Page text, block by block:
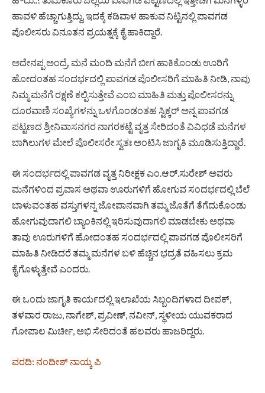
ಹಾವಳಿ ಹೆಚ್ಚಾಗುತ್ತಿದ್ದು, ಇದಕ್ಕೆ ಕಡಿವಾಳ ಹಾಕುವ ನಿಟ್ಟಿನಲ್ಲಿ ಪಾವಗಡ
ಪೊಲೀಸರು ವಿನೂತನ ಪ್ರಯತ್ನಕ್ಕೆ ಕೈ ಹಾಕಿದ್ದಾರೆ.
ಅದೇನಪ್ಪ ಅಂದ್ರೆ, ಮನೆ ಮಂದಿ ಮನೆಗೆ ಬೀಗ ಹಾಕಿಕೊಂಡು ಊರಿಗೆ
ಹೋದಂತಹ ಸಂದರ್ಭದಲ್ಲಿ ಪಾವಗಡ ಪೊಲೀಸರಿಗೆ ಮಾಹಿತಿ ನೀಡಿ, ನಾವು
ನಿಮ್ಮ ಮನೆಗೆ ರಕ್ಷಣೆ ಕಲ್ಪಿಸುತ್ತೇವೆ ಎಂಬ ಮಾಹಿತಿ ಮತ್ತು ಪೊಲೀಸರನ್ನು
ದೂರವಾಣಿ ಸಂಖ್ಯೆಗಳನ್ನು ಒಳಗೊಂಡಂತಹ ಸ್ಟಿಕ್ಕರ್ ಅನ್ನ ಪಾವಗಡ
ಪಟ್ಟಣದ ಶ್ರೀನಿವಾಸನಗರ ನಾಗರಕಟ್ಟೆ ವೃತ್ತ ಸೇರಿದಂತೆ ವಿವಿಧಡೆ ಮನೆಗಳ
ಬಾಗಿಲುಗಳ ಮೇಲೆ ಪೊಲೀಸರೇ ಸ್ವತಃ ಅಂಟಿಸಿ ಜಾಗೃತಿ ಮೂಡಿಸುತ್ತಿದ್ದಾರೆ.
ಈ ಸಂದರ್ಭದಲ್ಲಿ ಪಾವಗಡ ವೃತ್ತ ನಿರೀಕ್ಷಕ ಎಂ.ಆರ್.ಸುರೇಶ್ ಅವರು
ಮನೆಗಳಿಂದ ಪ್ರವಾಸ ಅಥವಾ ಊರುಗಳಿಗೆ ಹೋಗುವ ಸಂದರ್ಭದಲ್ಲಿ ಬೆಲೆ
ಬಾಳುವಂತಹ ವಸ್ತುಗಳನ್ನ ಜೋಪಾನವಾಗಿ ತಮ್ಮ ಜೊತೆಗೆ ತೆಗೆದುಕೊಂಡು
ಹೋಗುವುದಾಗಲಿ ಬ್ಯಾಂಕಿನಲ್ಲಿ ಇರಿಸುವುದಾಗಲಿ ಮಾಡಬೇಕು ಅಥವಾ
ತಾವು ಊರುಗಳಿಗೆ ಹೋದಂತಹ ಸಂದರ್ಭದಲ್ಲಿ ಪಾವಗಡ ಪೊಲೀಸರಿಗೆ
ಮಾಹಿತಿ ನೀಡಿದರೆ ತಮ್ಮ ಮನೆಗಳ ಬಳಿ ಹೆಚ್ಚಿನ ಭದ್ರತೆ ವಹಿಸಲು ಕ್ರಮ
ಕೈಗೊಳ್ಳುತ್ತೇವೆ ಎಂದರು.
ಈ ಒಂದು ಜಾಗೃತಿ ಕಾರ್ಯದಲ್ಲಿ ಇಲಾಖೆಯ ಸಿಬ್ಬಂದಿಗಳಾದ ದೀಪಕ್,
ತಳವಾರ ರಾಜು, ನಾಗೇಶ್, ಪ್ರವೀಣ್, ನವೀನ್, ಸ್ಥಳೀಯ ಯುವಕರಾದ
ಗೋಪಾಲ ಮಿರ್ಚೀ, ಅಭಿ ಸೇರಿದಂತೆ ಹಲವರು ಹಾಜರಿದ್ದರು.
ವರದಿ: ನಂದೀಶ್ ನಾಯ್ಕ ಪಿ